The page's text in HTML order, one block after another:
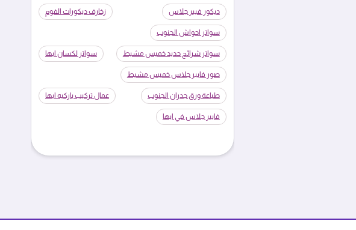
ديكور فيبر جلاس زخارف ديكورات الفوم
سواتر احواش الجنوب
سواتر شرائح حديد خميس مشيط سواتر لكسان ابها
صور فايبر جلاس خميس مشيط
طباعة ورق جدران الجنوب عمال تركيب باركيه ابها
فايبر جلاس في ابها